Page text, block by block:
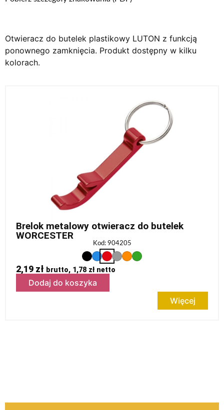
Otwieracz do butelek plastikowy LUTON z funkcją
ponownego zamknięcia. Produkt dostępny w kilku
kolorach.
Brelok metalowy otwieracz do butelek
WORCESTER
Kod: 904205
2,19 zł brutto, 1,78 złnetto
Dodaj do koszyka
Więcej